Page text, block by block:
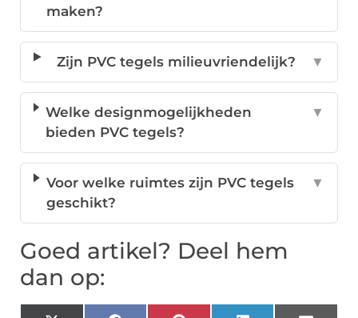
maken?
Zijn PVC tegels milieuvriendelijk? ▼
Welke designmogelijkheden
bieden PVC tegels?
▼
Voor welke ruimtes zijn PVC tegels
geschikt?
▼
Goed artikel? Deel hem
dan op: